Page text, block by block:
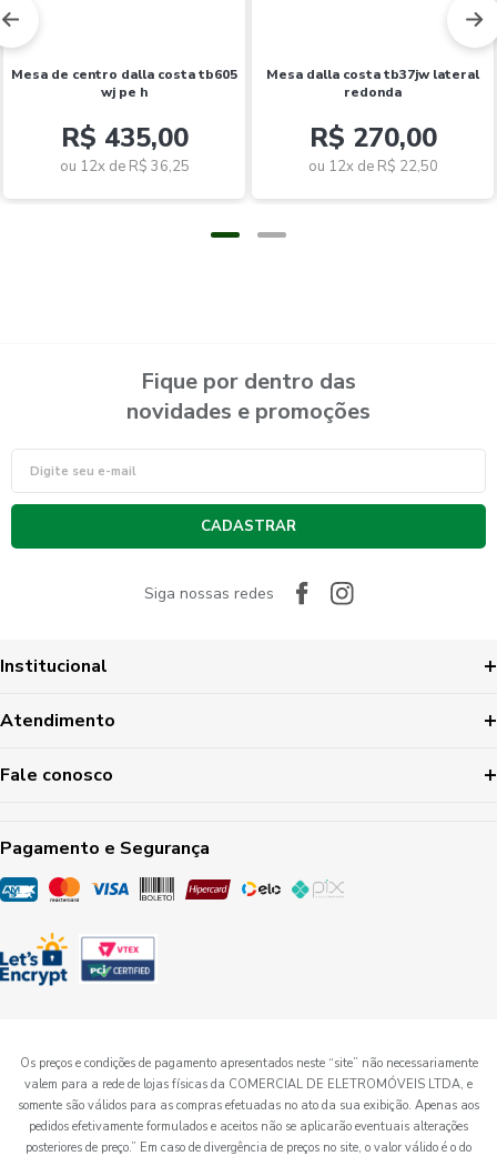
mesa de centro dalla costa tb605
wj pe h
R$ 435,00
ou 12x de R$ 36,25
mesa dalla costa tb37jw lateral
redonda
R$ 270,00
ou 12x de R$ 22,50
Fique por dentro das
novidades e promoções
CADASTRAR
Siga nossas redes
Institucional
Atendimento
Fale conosco
Pagamento e Segurança
Os preços e condições de pagamento apresentados neste “site” não necessariamente
valem para a rede de lojas físicas da COMERCIAL DE ELETROMÓVEIS LTDA, e
somente são válidos para as compras efetuadas no ato da sua exibição. Apenas aos
pedidos efetivamente formulados e aceitos não se aplicarão eventuais alterações
posteriores de preço.” Em caso de divergência de preços no site, o valor válido é o do